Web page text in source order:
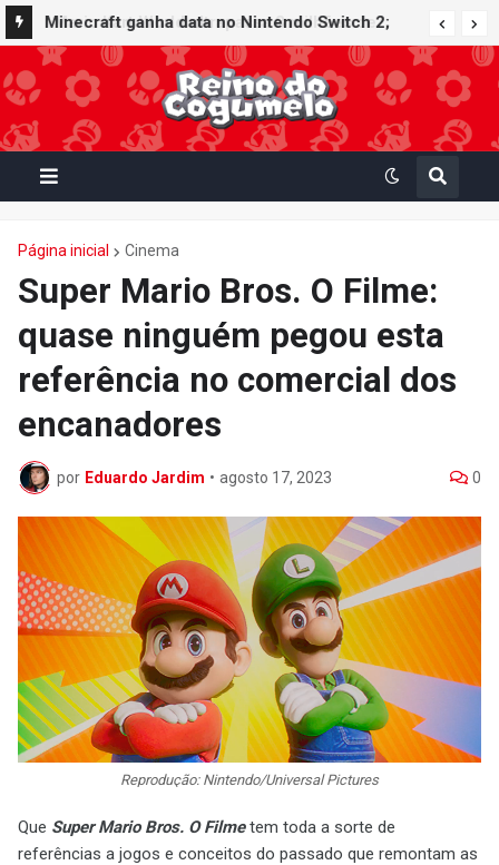
Minecraft ganha data no Nintendo Switch 2;
Super Mario Mash-Up receberá atualização
gráfica exclusiva
Página inicial Cinema
Super Mario Bros. O Filme:
quase ninguém pegou esta
referência no comercial dos
encanadores
por Eduardo Jardim • agosto 17, 2023 0
Reprodução: Nintendo/Universal Pictures
Que Super Mario Bros. O Filmetem toda a sorte de
referências a jogos e conceitos do passado que remontam as